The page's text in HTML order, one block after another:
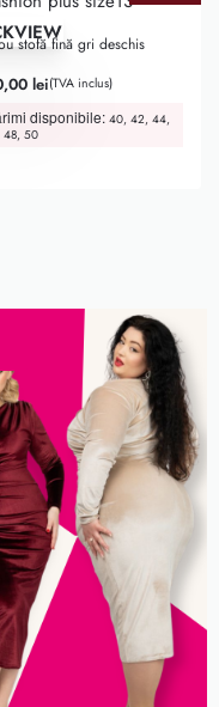
stofă fină gri deschis
lei(TVA inclus)
disponibile: 40, 42, 44,
48, 50